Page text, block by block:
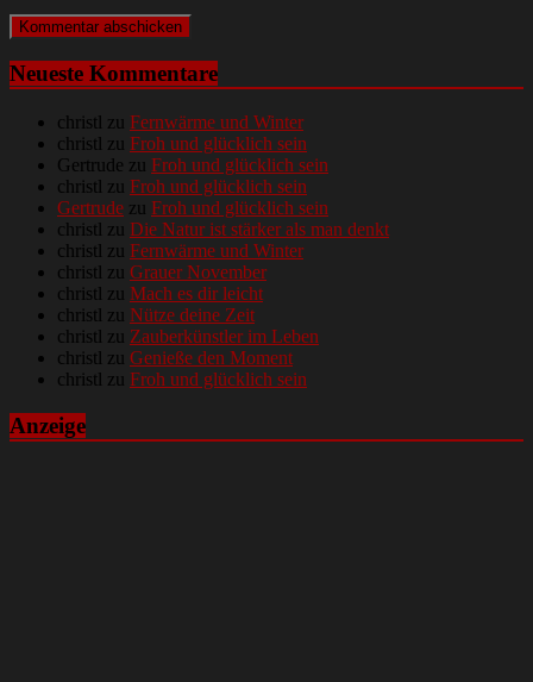
Neueste Kommentare
christl zu Fernwärme und Winter
christl zu Froh und glücklich sein
Gertrude zu Froh und glücklich sein
christl zu Froh und glücklich sein
Gertrude zu Froh und glücklich sein
christl zu Die Natur ist stärker als man denkt
christl zu Fernwärme und Winter
christl zu Grauer November
christl zu Mach es dir leicht
christl zu Nütze deine Zeit
christl zu Zauberkünstler im Leben
christl zu Genieße den Moment
christl zu Froh und glücklich sein
Anzeige